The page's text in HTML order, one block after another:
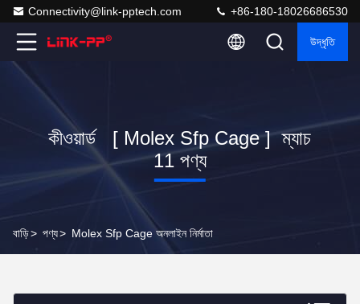
Connectivity@link-pptech.com +86-180-18026686530
উদ্ধৃতি
কীওয়ার্ড [ Molex Sfp Cage ] ম্যাচ
11 পণ্য
বাড়ি> পণ্য> Molex Sfp Cage অনলাইন নির্মাতা